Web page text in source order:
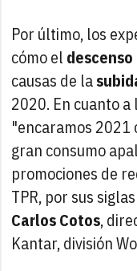
Por último, los
cómo el
causas de la
2020. En cuanto
"encaramos 2021
gran consumo
promociones de
TPR, por sus
Carlos Cotos,
Kantar, división